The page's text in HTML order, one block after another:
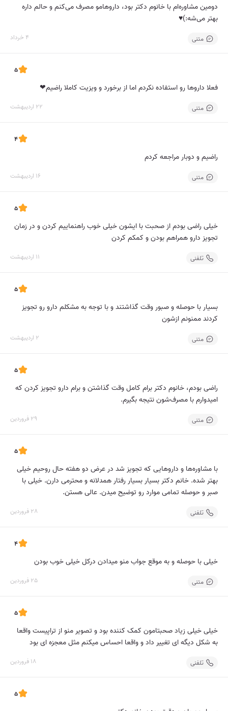
دومین مشاوره‌ام با خانوم دکتر بود، داروهامو مصرف می‌کنم و حالم داره
بهتر می‌شه:)♥️
متنی 4 خرداد
5
فعلا دارو‌ها رو استفاده نکردم اما از برخورد و ویزیت کاملا راضیم❤
متنی 22 اردیبهشت
4
راضیم و دوبار مراجعه کردم
متنی 16 اردیبهشت
5
خیلی راضی بودم از صحبت با ایشون خیلی خوب راهنماییم کردن و در زمان
تجویز دارو همراهم بودن و کمکم کردن
تلفنی 11 اردیبهشت
5
بسیار با حوصله و صبور وقت گذاشتند و با توجه به مشکلم دارو رو تجویز
کردند ممنونم ازشون
متنی 2 اردیبهشت
5
راضی بودم، خانوم دکتر برام کامل وقت گذاشتن و برام دارو تجویز کردن که
امیدوارم با مصرف‌شون نتیجه بگیرم.
متنی 29 فروردین
5
با مشاوره‌ها و داروهایی که تجویز شد در عرض دو هفته حال روحیم خیلی
بهتر شده. خانم دکتر بسیار بسیار رفتار همدلانه و محترمی دارن. خیلی با
صبر و حوصله تمامی موارد رو توضیح میدن. عالی هستن.
تلفنی 28 فروردین
4
خیلی با حوصله و به موقع جواب منو میدادن درکل خیلی خوب بودن
متنی 25 فروردین
5
خیلی خیلی زیاد صحبتامون کمک کننده بود و تصویر منو از تراپیست واقعا
به شکل دیگه ای تغییر داد و واقعا احساس میکنم مثل معجزه ای بود
تلفنی 18 فروردین
5